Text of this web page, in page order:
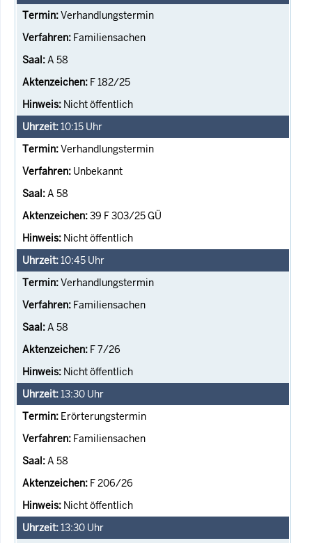
Verhandlungstermin
Familiensachen
A 58
F 182/25
Nicht öffentlich
10:15 Uhr
Verhandlungstermin
Unbekannt
A 58
39 F 303/25 GÜ
Nicht öffentlich
10:45 Uhr
Verhandlungstermin
Familiensachen
A 58
F 7/26
Nicht öffentlich
13:30 Uhr
Erörterungstermin
Familiensachen
A 58
F 206/26
Nicht öffentlich
13:30 Uhr